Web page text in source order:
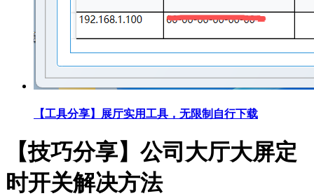
【工具分享】展厅实用工具，无限制自行下载
【技巧分享】公司大厅大屏定
时开关解决方法